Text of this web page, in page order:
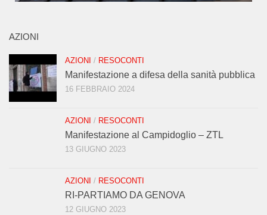
AZIONI
AZIONI / RESOCONTI
Manifestazione a difesa della sanità pubblica
16 FEBBRAIO 2024
AZIONI / RESOCONTI
Manifestazione al Campidoglio – ZTL
13 GIUGNO 2023
AZIONI / RESOCONTI
RI-PARTIAMO DA GENOVA
12 GIUGNO 2023